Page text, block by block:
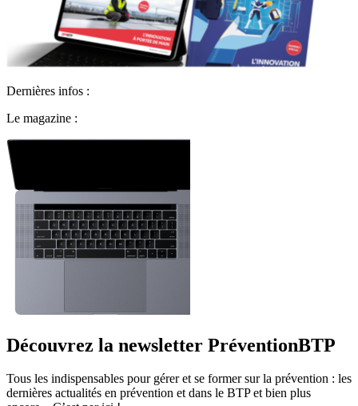
Dernières infos :
Le magazine :
Découvrez la newsletter PréventionBTP
Tous les indispensables pour gérer et se former sur la prévention : les
dernières actualités en prévention et dans le BTP et bien plus